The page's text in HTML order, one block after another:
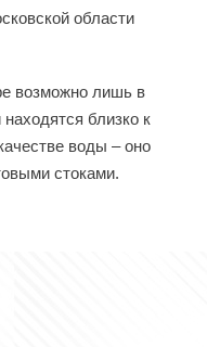
области
возможно лишь в
близко к
воды – оно
стоками.